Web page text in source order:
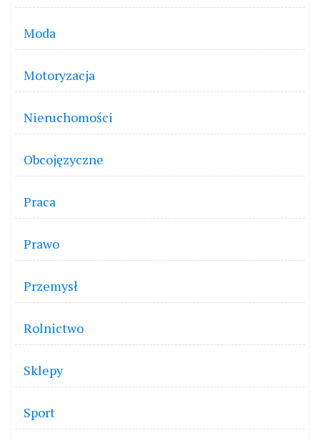
Moda
Motoryzacja
Nieruchomości
Obcojęzyczne
Praca
Prawo
Przemysł
Rolnictwo
Sklepy
Sport